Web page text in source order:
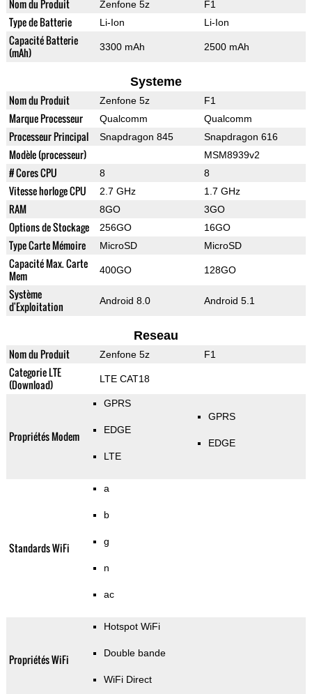
Nom du Produit Zenfone 5z F1
Type de Batterie Li-Ion Li-Ion
Capacité Batterie
(mAh)
3300 mAh 2500 mAh
Systeme
Nom du Produit Zenfone 5z F1
Marque Processeur Qualcomm Qualcomm
Processeur Principal Snapdragon 845 Snapdragon 616
Modèle (processeur) MSM8939v2
# Cores CPU 8 8
Vitesse horloge CPU 2.7 GHz 1.7 GHz
RAM 8GO 3GO
Options de Stockage 256GO 16GO
Type Carte Mémoire MicroSD MicroSD
Capacité Max. Carte
Mem
400GO 128GO
Système
d'Exploitation
Android 8.0 Android 5.1
Reseau
Nom du Produit Zenfone 5z F1
Categorie LTE
(Download)
LTE CAT18
Propriétés Modem
GPRS
EDGE
LTE
GPRS
EDGE
Standards WiFi
a
b
g
n
ac
Propriétés WiFi
Hotspot WiFi
Double bande
WiFi Direct